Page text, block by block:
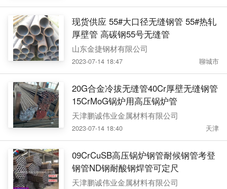
现货供应 55#大口径无缝钢管 55#热轧
厚壁管 高碳钢55号无缝管
山东金捷钢材有限公司
2023-07-14 18:47 聊城市
20G合金冷拔无缝管40Cr厚壁无缝钢管
15CrMoG锅炉用高压锅炉管
天津鹏诚伟业金属材料有限公司
2023-07-14 18:40 天津
09CrCuSB高压锅炉钢管耐候钢管考登
钢管ND钢耐酸钢焊管可定尺
天津鹏诚伟业金属材料有限公司